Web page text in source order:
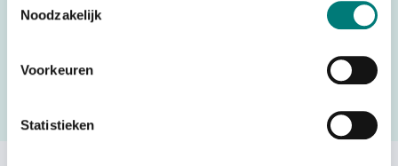
Noodzakelijk
Voorkeuren
Statistieken
Would you like to request a quote for this product? Then fill
as possible.